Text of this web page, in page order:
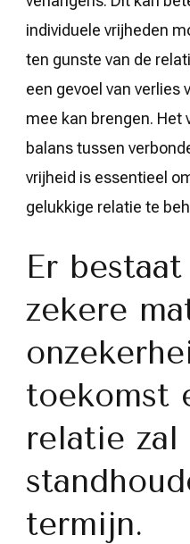
individuele vrijheden
ten gunste van de
een gevoel van verlies
mee kan brengen. Het
balans tussen
vrijheid is essentieel
gelukkige relatie te
Er
zekere
toekomst
relatie zal
termijn.